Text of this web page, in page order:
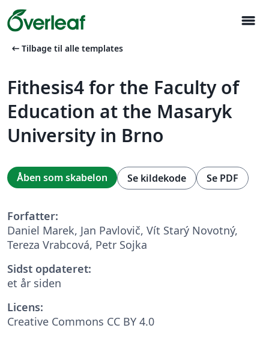
menu
arrow_left_alt Tilbage til alle templates
Fithesis4 for the Faculty of
Education at the Masaryk
University in Brno
Åben som skabelon Se kildekode Se PDF
Forfatter:
Daniel Marek, Jan Pavlovič, Vít Starý Novotný,
Tereza Vrabcová, Petr Sojka
Sidst opdateret:
et år siden
Licens:
Creative Commons CC BY 4.0